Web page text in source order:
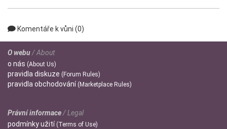
Komentáře k vůni (0)
O webu/ About
o nás (About Us)
pravidla diskuze (Forum Rules)
pravidla obchodování (Marketplace Rules)
Právní informace/ Legal
podmínkyužití (Terms of Use)